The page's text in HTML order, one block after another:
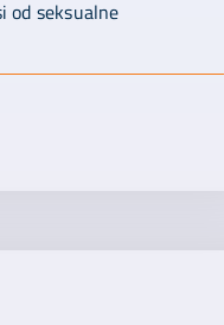
od seksualne